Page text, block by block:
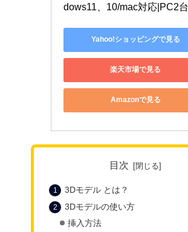
dows11、10/mac対応|PC2台
Yahoo!ショッピングで見る
楽天市場で見る
Amazonで見る
目次
3Dモデル とは？
3Dモデルの使い方
挿入方法